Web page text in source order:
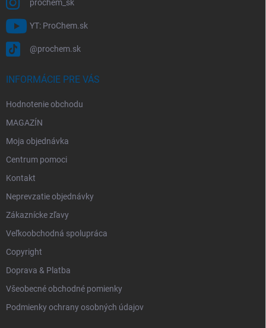
prochem_sk
YT: ProChem.sk
@prochem.sk
INFORMÁCIE PRE VÁS
Hodnotenie obchodu
MAGAZÍN
Moja objednávka
Centrum pomoci
Kontakt
Neprevzatie objednávky
Zákaznícke zľavy
Veľkoobchodná spolupráca
Copyright
Doprava & Platba
Všeobecné obchodné pomienky
Podmienky ochrany osobných údajov